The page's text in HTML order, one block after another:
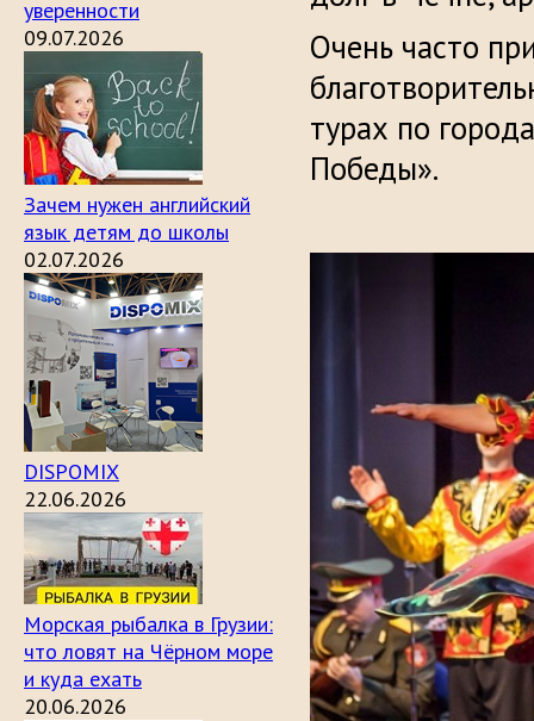
уверенности
09.07.2026
Зачем нужен английский
язык детям до школы
02.07.2026
DISPOMIX
22.06.2026
Морская рыбалка в Грузии:
что ловят на Чёрном море
и куда ехать
20.06.2026
Очень часто
турах по
Победы».